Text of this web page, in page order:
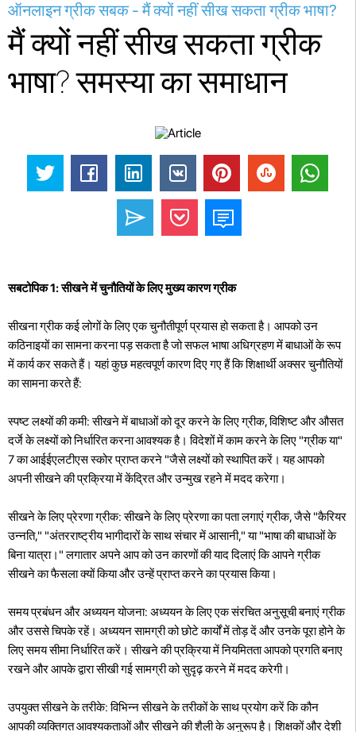
ऑनलाइन ग्रीक सबक - मैं क्यों नहीं सीख सकता ग्रीक भाषा?
मैं क्यों नहीं सीख सकता ग्रीक
भाषा? समस्या का समाधान
सबटोपिक 1: सीखने में चुनौतियों के लिए मुख्य कारण ग्रीक
सीखना ग्रीक कई लोगों के लिए एक चुनौतीपूर्ण प्रयास हो सकता है। आपको उन
कठिनाइयों का सामना करना पड़ सकता है जो सफल भाषा अधिग्रहण में बाधाओं के रूप
में कार्य कर सकते हैं। यहां कुछ महत्वपूर्ण कारण दिए गए हैं कि शिक्षार्थी अक्सर चुनौतियों
का सामना करते हैं:
स्पष्ट लक्ष्यों की कमी: सीखने में बाधाओं को दूर करने के लिए ग्रीक, विशिष्ट और औसत
दर्जे के लक्ष्यों को निर्धारित करना आवश्यक है। विदेशों में काम करने के लिए "ग्रीक या"
7 का आईईएलटीएस स्कोर प्राप्त करने "जैसे लक्ष्यों को स्थापित करें। यह आपको
अपनी सीखने की प्रक्रिया में केंद्रित और उन्मुख रहने में मदद करेगा।
सीखने के लिए प्रेरणा ग्रीक: ​​सीखने के लिए प्रेरणा का पता लगाएं ग्रीक, जैसे "कैरियर
उन्नति," "अंतरराष्ट्रीय भागीदारों के साथ संचार में आसानी," या "भाषा की बाधाओं के
बिना यात्रा।" लगातार अपने आप को उन कारणों की याद दिलाएं कि आपने ग्रीक
सीखने का फैसला क्यों किया और उन्हें प्राप्त करने का प्रयास किया।
समय प्रबंधन और अध्ययन योजना: अध्ययन के लिए एक संरचित अनुसूची बनाएं ग्रीक
और उससे चिपके रहें। अध्ययन सामग्री को छोटे कार्यों में तोड़ दें और उनके पूरा होने के
लिए समय सीमा निर्धारित करें। सीखने की प्रक्रिया में नियमितता आपको प्रगति बनाए
रखने और आपके द्वारा सीखी गई सामग्री को सुदृढ़ करने में मदद करेगी।
उपयुक्त सीखने के तरीके: विभिन्न सीखने के तरीकों के साथ प्रयोग करें कि कौन
आपकी व्यक्तिगत आवश्यकताओं और सीखने की शैली के अनुरूप है। शिक्षकों और देशी